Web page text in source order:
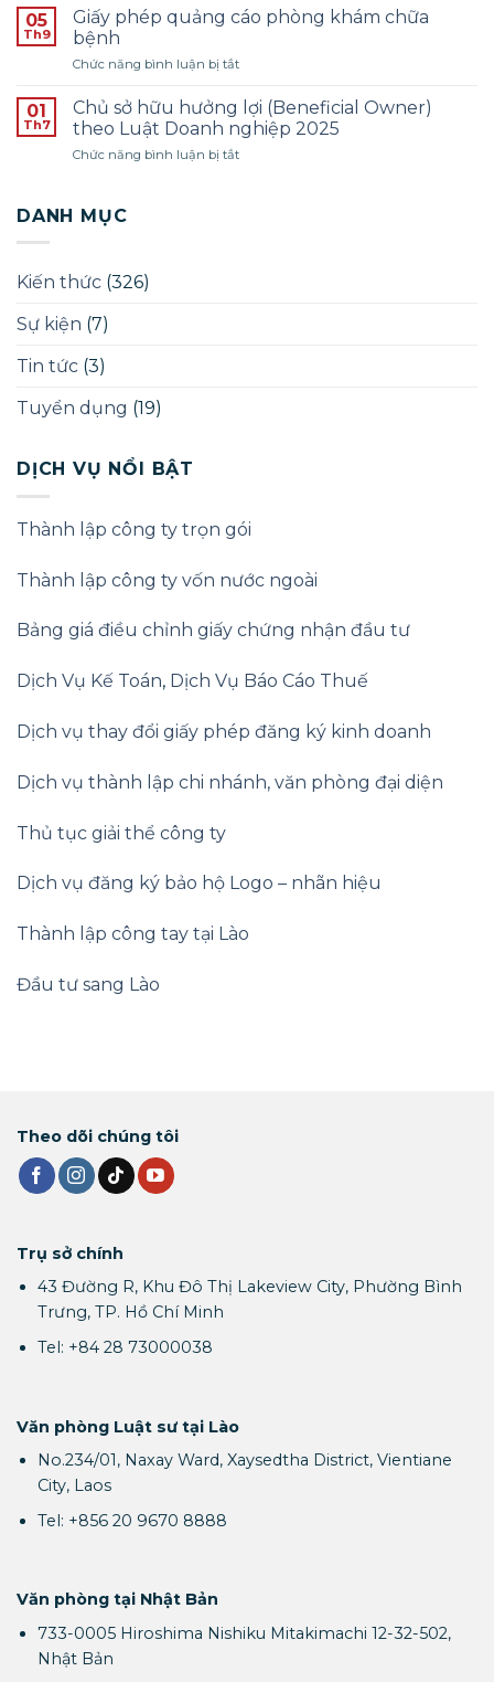
Đợt
SINH
–
THÁNG
12/2025
báo
tuyển
pháp
–
Năm
2025
05
Th9
Giấy phép quảng cáo phòng khám chữa
bệnh
Chức năng bình luận bị tắtở
phép
quảng
cáo
phòng
01
Th7
Chủ sở hữu hưởng lợi (Beneficial Owner)
theo Luật Doanh nghiệp 2025
Chức năng bình luận bị tắtở
DANH MỤC
Kiến thức (326)
Sự kiện (7)
Tin tức (3)
Tuyển dụng (19)
DỊCH VỤ NỔI BẬT
Thành lập công ty trọn gói
Thành lập công ty vốn nước ngoài
Bảng giá điều chỉnh giấy chứng nhận đầu tư
Dịch Vụ Kế Toán, Dịch Vụ Báo Cáo Thuế
Dịch vụ thay đổi giấy phép đăng ký kinh doanh
Dịch vụ thành lập chi nhánh, văn phòng đại diện
Thủ tục giải thể công ty
Dịch vụ đăng ký bảo hộ Logo – nhãn hiệu
Thành lập công tay tại Lào
Đầu tư sang Lào
Theo dõi chúng tôi
Trụ sở chính
43 Đường R, Khu Đô Thị Lakeview City, Phường Bình
Trưng, TP. Hồ Chí Minh
Tel: +84 28 73000038
Văn phòng Luật sư tại Lào
No.234/01, Naxay Ward, Xaysedtha District, Vientiane
City, Laos
Tel: +856 20 9670 8888
Văn phòng tại Nhật Bản
733-0005 Hiroshima Nishiku Mitakimachi 12-32-502,
Nhật Bản